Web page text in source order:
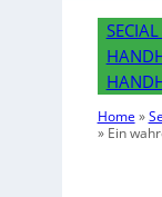
Home »
» Ein